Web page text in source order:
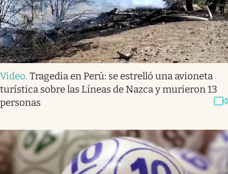
Video. Tragedia en Perú: se estrelló una avioneta
turística sobre las Líneas de Nazca y murieron 13
personas